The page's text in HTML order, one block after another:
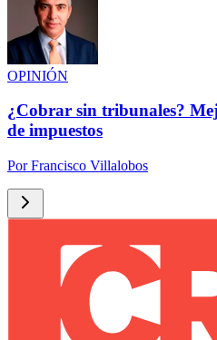
OPINIÓN
¿Cobrar sin tribunales?
de impuestos
PorFrancisco Villalobos